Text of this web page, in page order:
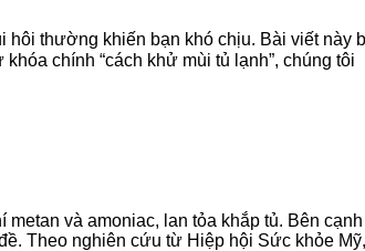
hôi thường khiến bạn khó chịu. Bài viết này
chính “cách khử mùi tủ lạnh”, chúng tôi
và amoniac, lan tỏa khắp tủ. Bên cạnh
Theo nghiên cứu từ Hiệp hội Sức khỏe Mỹ,